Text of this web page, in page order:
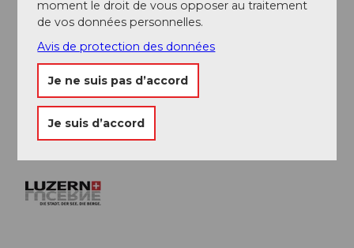
Lucerne Tourisme
Conseil de l'auteur
Bon à savoir
La cabane Schönenbodenhütte des Alpenfreunde
Pilatus est ouverte le samedi et le dimanche.
moment le droit de vous opposer au traitement
de vos données personnelles.
Avis de protection des données
Je ne suis pas d’accord
Je suis d’accord